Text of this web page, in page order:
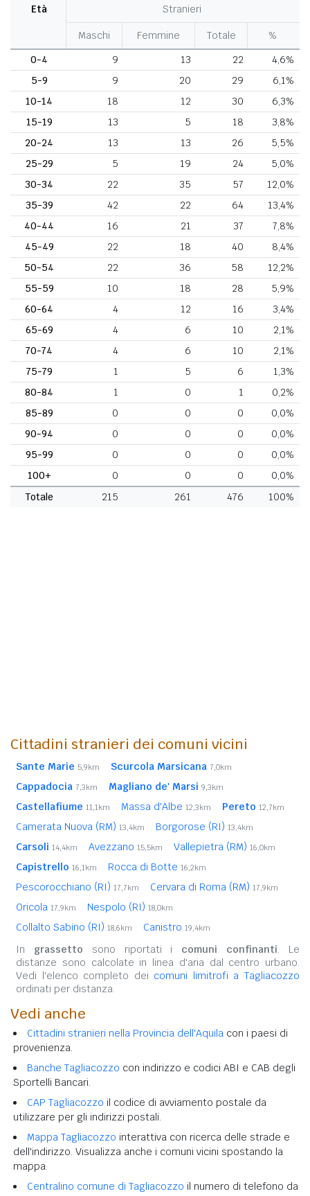
Età Stranieri
Maschi Femmine Totale
%
0-4
9 13 22
4,6%
5-9
9 20 29
6,1%
10-14
18 12 30
6,3%
15-19
13 5 18
3,8%
20-24
13 13 26
5,5%
25-29
5 19 24
5,0%
30-34
22 35 57
12,0%
35-39
42 22 64
13,4%
40-44
16 21 37
7,8%
45-49
22 18 40
8,4%
50-54
22 36 58
12,2%
55-59
10 18 28
5,9%
60-64
4 12 16
3,4%
65-69
4 6 10
2,1%
70-74
4 6 10
2,1%
75-79
1 5 6
1,3%
80-84
1 0 1
0,2%
85-89
0 0 0
0,0%
90-94
0 0 0
0,0%
95-99
0 0 0
0,0%
100+
0 0 0
0,0%
Totale
215 261 476 100%
Cittadini stranieri dei comuni vicini
Sante Marie 5,9km Scurcola Marsicana 7,0km
Cappadocia 7,3km Magliano de' Marsi 9,3km
Castellafiume 11,1km Massa d'Albe 12,3km Pereto 12,7km
Camerata Nuova (RM) 13,4km Borgorose (RI) 13,4km
Carsoli 14,4km Avezzano 15,5km Vallepietra (RM) 16,0km
Capistrello 16,1km Rocca di Botte 16,2km
Pescorocchiano (RI) 17,7km Cervara di Roma (RM) 17,9km
Oricola 17,9km Nespolo (RI) 18,0km
Collalto Sabino (RI) 18,6km Canistro 19,4km
In grassetto sono riportati i comuni confinanti. Le
distanze sono calcolate in linea d'aria dal centro urbano.
Vedi l'elenco completo dei comuni limitrofi a Tagliacozzo
ordinati per distanza.
Vedi anche
Cittadini stranieri nella Provincia dell'Aquila con i paesi di
provenienza.
Banche Tagliacozzo con indirizzo e codici ABI e CAB degli
Sportelli Bancari.
CAP Tagliacozzo il codice di avviamento postale da
utilizzare per gli indirizzi postali.
Mappa Tagliacozzo interattiva con ricerca delle strade e
dell'indirizzo. Visualizza anche i comuni vicini spostando la
mappa.
Centralino comune di Tagliacozzo il numero di telefono da